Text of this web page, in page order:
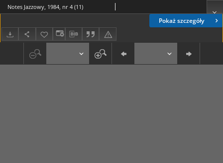
Pokaż szczegóły
Notes Jazzowy, 1984, nr 4 (11)